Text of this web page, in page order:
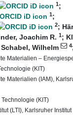
1;
1;
2;
Joachim R. 1;
Schabel, Wilhelm 4
Materialien –
(KIT)
Materialien (IAM),
(KIT)
(LTI), Karlsruher